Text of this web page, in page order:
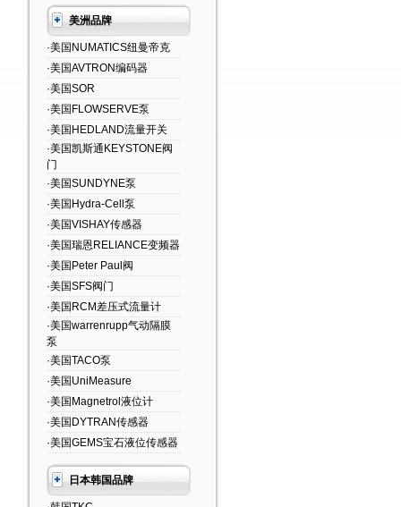
美洲品牌
·美国NUMATICS纽曼帝克
·美国AVTRON编码器
·美国SOR
·美国FLOWSERVE泵
·美国HEDLAND流量开关
·美国凯斯通KEYSTONE阀
门
·美国SUNDYNE泵
·美国Hydra-Cell泵
·美国VISHAY传感器
·美国瑞恩RELIANCE变频器
·美国Peter Paul阀
·美国SFS阀门
·美国RCM差压式流量计
·美国warrenrupp气动隔膜
泵
·美国TACO泵
·美国UniMeasure
·美国Magnetrol液位计
·美国DYTRAN传感器
·美国GEMS宝石液位传感器
日本韩国品牌